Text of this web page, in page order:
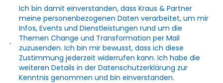
Ich bin damit einverstanden, dass Kraus & Partner
meine personenbezogenen Daten verarbeitet, um mir
Infos, Events und Dienstleistungen rund um die
Themen Change und Transformation per Mail
zuzusenden. Ich bin mir bewusst, dass ich diese
Zustimmung jederzeit widerrufen kann. Ich habe die
weiteren Details in derDatenschutzerklärung zur
Kenntnis genommen und bin einverstanden.